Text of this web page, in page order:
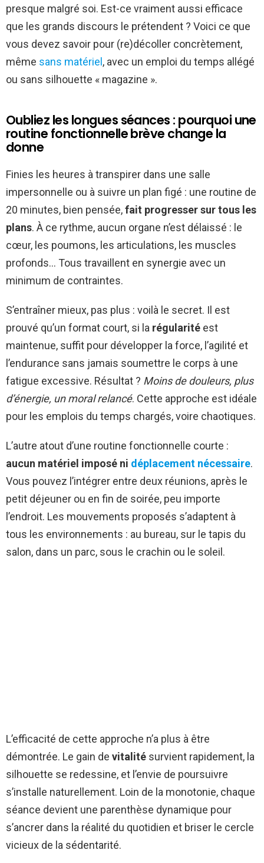
presque malgré soi. Est-ce vraiment aussi efficace
que les grands discours le prétendent ? Voici ce que
vous devez savoir pour (re)décoller concrètement,
même sans matériel , avec un emploi du temps allégé
ou sans silhouette « magazine ».
Oubliez les longues séances : pourquoi une
routine fonctionnelle brève change la
donne
Finies les heures à transpirer dans une salle
impersonnelle ou à suivre un plan figé : une routine de
20 minutes, bien pensée,fait progresser sur tous les
plans. À ce rythme, aucun organe n’est délaissé : le
cœur, les poumons, les articulations, les muscles
profonds… Tous travaillent en synergie avec un
minimum de contraintes.
S’entraîner mieux, pas plus : voilà le secret. Il est
prouvé qu’un format court, si la régularité est
maintenue, suffit pour développer la force, l’agilité et
l’endurance sans jamais soumettre le corps à une
fatigue excessive. Résultat ? Moins de douleurs, plus
d’énergie, un moral relancé. Cette approche est idéale
pour les emplois du temps chargés, voire chaotiques.
L’autre atout d’une routine fonctionnelle courte :
aucun matériel imposé ni déplacement nécessaire.
Vous pouvez l’intégrer entre deux réunions, après le
petit déjeuner ou en fin de soirée, peu importe
l’endroit. Les mouvements proposés s’adaptent à
tous les environnements : au bureau, sur le tapis du
salon, dans un parc, sous le crachin ou le soleil.
L’efficacité de cette approche n’a plus à être
démontrée. Le gain de vitalité survient rapidement, la
silhouette se redessine, et l’envie de poursuivre
s’installe naturellement. Loin de la monotonie, chaque
séance devient une parenthèse dynamique pour
s’ancrer dans la réalité du quotidien et briser le cercle
vicieux de la sédentarité.